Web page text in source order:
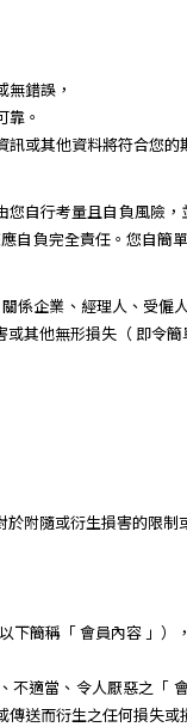
錯誤，
靠。
或其他資料將符合您的
自行考量且自負風險
自負完全責任。您自
係企業、經理人、受
其他無形損失（ 即令
附隨或衍生損害的限制
下簡稱「 會員內容 」
不適當、令人厭惡之「
送而衍生之任何損失